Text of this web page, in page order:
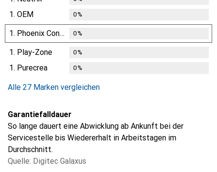
1. OEM 0%
1. Phoenix Contact 0%
1. Play-Zone 0%
1. Purecrea 0%
Alle 27 Marken vergleichen
Garantiefalldauer
So lange dauert eine Abwicklung ab Ankunft bei der
Servicestelle bis Wiedererhalt in Arbeitstagen im
Durchschnitt.
Quelle: Digitec Galaxus